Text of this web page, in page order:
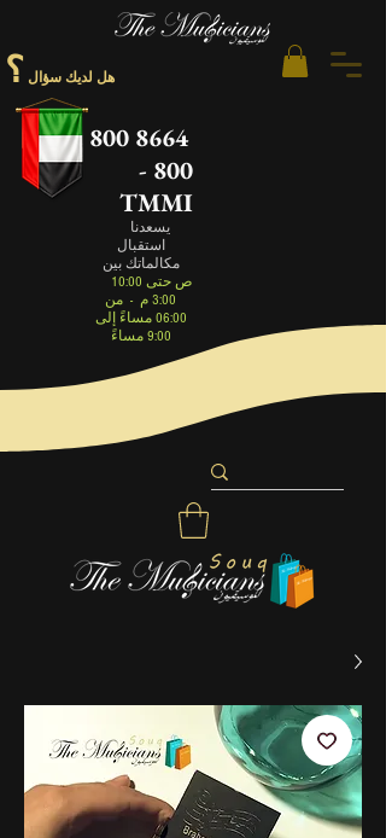
هل لديك سؤال ؟
800 8664
- 800
TMMI
يسعدنا
استقبال
مكالماتك بين
10:00 ص حتى
3:00 م
- من
06:00 مساءً إلى
9:00 مساءً